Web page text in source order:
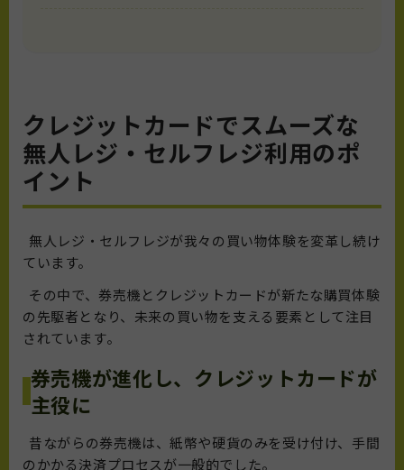
クレジットカードでスムーズな
無人レジ・セルフレジ利用のポ
イント
無人レジ・セルフレジが我々の買い物体験を変革し続け
ています。
その中で、券売機とクレジットカードが新たな購買体験
の先駆者となり、未来の買い物を支える要素として注目
されています。
券売機が進化し、クレジットカードが
主役に
昔ながらの券売機は、紙幣や硬貨のみを受け付け、手間
のかかる決済プロセスが一般的でした。